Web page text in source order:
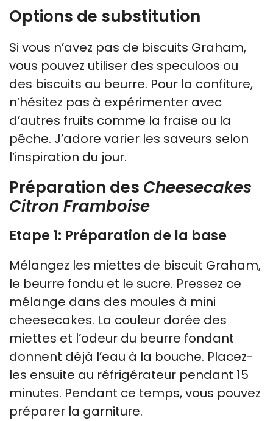
Options de substitution
Si vous n’avez pas de biscuits Graham,
vous pouvez utiliser des speculoos ou
des biscuits au beurre. Pour la confiture,
n’hésitez pas à expérimenter avec
d’autres fruits comme la fraise ou la
pêche. J’adore varier les saveurs selon
l’inspiration du jour.
Préparation des Cheesecakes
Citron Framboise
Etape 1: Préparation de la base
Mélangez les miettes de biscuit Graham,
le beurre fondu et le sucre. Pressez ce
mélange dans des moules à mini
cheesecakes. La couleur dorée des
miettes et l’odeur du beurre fondant
donnent déjà l’eau à la bouche. Placez-
les ensuite au réfrigérateur pendant 15
minutes. Pendant ce temps, vous pouvez
préparer la garniture.